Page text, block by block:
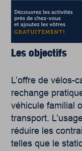
Les objectifs
L’offre de vélos-
rechange
véhicule familial
transport.
réduire les
telles que le